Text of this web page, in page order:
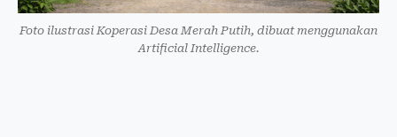
Foto ilustrasi Koperasi Desa Merah Putih, dibuat menggunakan
Artificial Intelligence.